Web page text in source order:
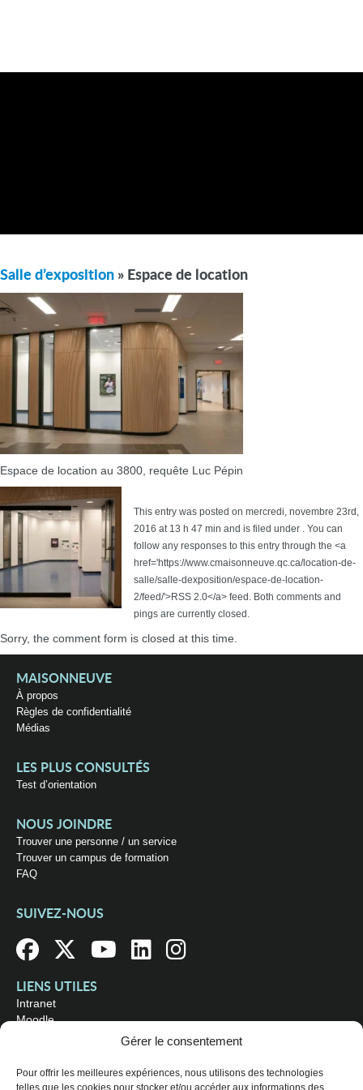
Gérer le consentement
Pour offrir les meilleures expériences, nous utilisons des technologies
telles que les cookies pour stocker et/ou accéder aux informations des
Salle d’exposition » Espace de location
Espace de location au 3800, requête Luc Pépin
This entry was posted on mercredi, novembre 23rd,
2016 at 13 h 47 min and is filed under . You can
follow any responses to this entry through the <a
href='https://www.cmaisonneuve.qc.ca/location-de-
salle/salle-dexposition/espace-de-location-
2/feed/'>RSS 2.0</a> feed. Both comments and
pings are currently closed.
Sorry, the comment form is closed at this time.
MAISONNEUVE
À propos
Règles de confidentialité
Médias
LES PLUS CONSULTÉS
Test d’orientation
NOUS JOINDRE
Trouver une personne / un service
Trouver un campus de formation
FAQ
SUIVEZ-NOUS
LIENS UTILES
Intranet
Moodle